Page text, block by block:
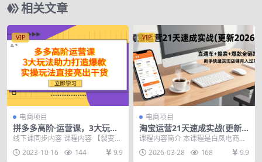
相关文章
VIP
电商项目
拼多多高阶·运营课，3大玩法
助力打造爆款，实操玩法直接
亮出干货
线下课同步内容 课程内容 【裂变】
多店动销运营玩法 【免费】高投产
撬动极致自然流...
2023-10-16 144 9.9
VIP
电商项目
淘宝运营21天速成实战(更新3
月)，直通车+搜索+爆款全链
路，新手快速实现店铺月入过
万
课程内容简介 本课程是白凤电商持
续更新至2026年1月的《淘系运营2
1天速成班》...
2026-03-28 168 9.9